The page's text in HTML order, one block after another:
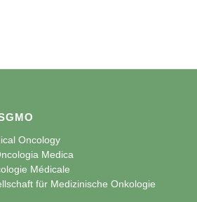
Oncology
Medica
Médicale
für Medizinische Onkologie